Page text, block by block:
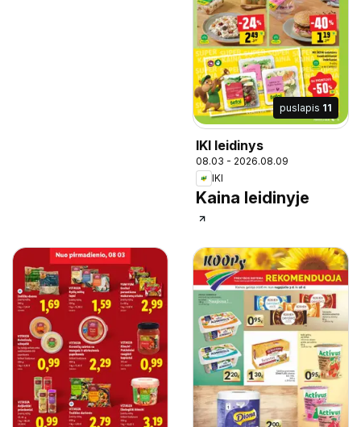
puslapis 11
IKI leidinys
08.03 - 2026.08.09
IKI
Kaina leidinyje